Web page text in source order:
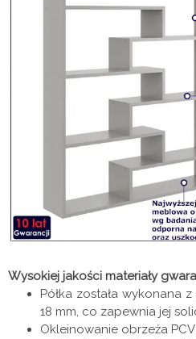
Wysokiej jakości materiały
Półka została wykonana
18 mm, co zapewnia jej
Okleinowanie obrzeża